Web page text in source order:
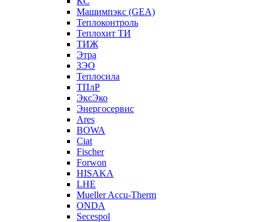
Машимпэкс (GEA)
Теплоконтроль
Теплохит ТИ
ТИЖ
Этра
ЗЭО
Теплосила
ТПлР
ЭксЭко
Энергосервис
Ares
BOWA
Ciat
Fischer
Forwon
HISAKA
LHE
Mueller Accu-Therm
ONDA
Secespol